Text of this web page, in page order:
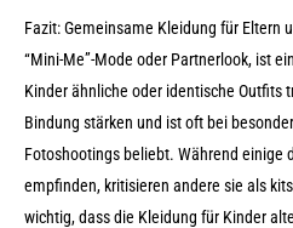
Fazit: Gemeinsame Kleidung für Eltern
“Mini-Me”-Mode oder Partnerlook, ist
Kinder ähnliche oder identische Outfits
Bindung stärken und ist oft bei
Fotoshootings beliebt. Während einige
empfinden, kritisieren andere sie als
wichtig, dass die Kleidung für Kinder